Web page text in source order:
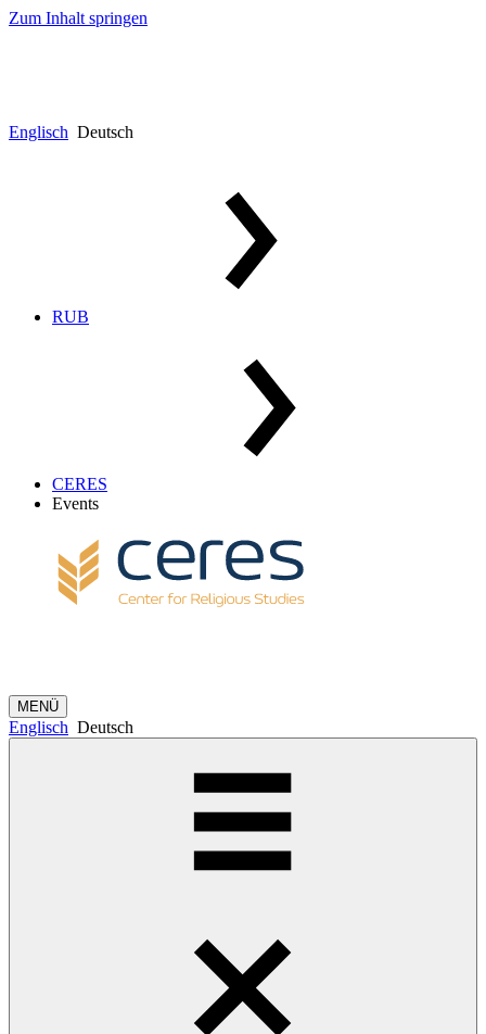
Zum Inhalt springen
Englisch Deutsch
RUB
CERES
Events
MENÜ
Englisch Deutsch